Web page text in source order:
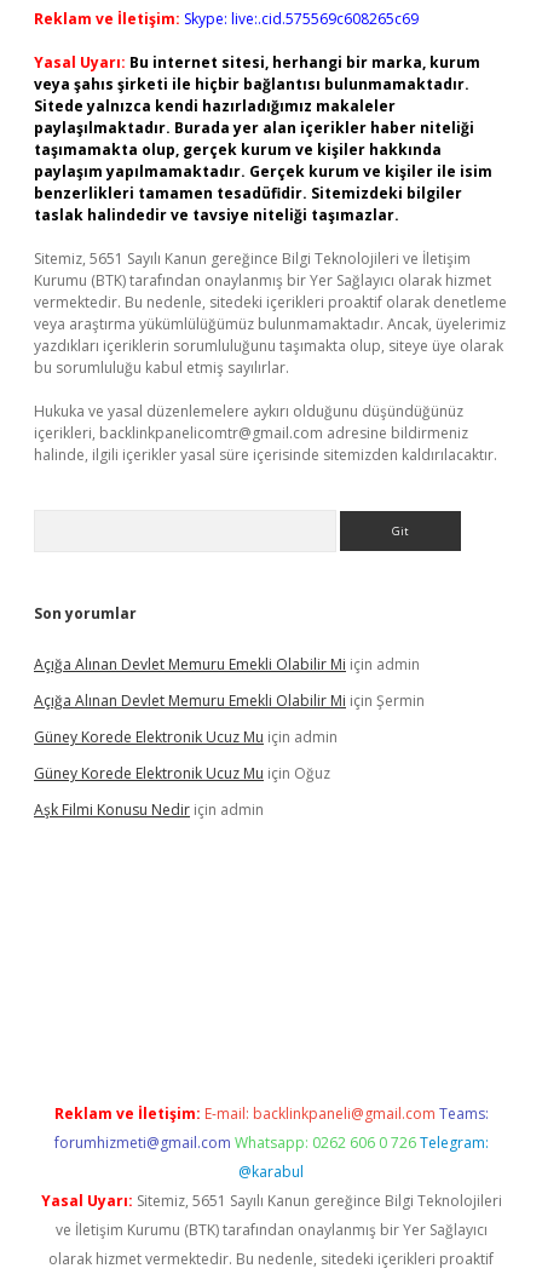
Reklam ve İletişim: Skype: live:.cid.575569c608265c69
Yasal Uyarı: Bu internet sitesi, herhangi bir marka, kurum
veya şahıs şirketi ile hiçbir bağlantısı bulunmamaktadır.
Sitede yalnızca kendi hazırladığımız makaleler
paylaşılmaktadır. Burada yer alan içerikler haber niteliği
taşımamakta olup, gerçek kurum ve kişiler hakkında
paylaşım yapılmamaktadır. Gerçek kurum ve kişiler ile isim
benzerlikleri tamamen tesadüfidir. Sitemizdeki bilgiler
taslak halindedir ve tavsiye niteliği taşımazlar.
Sitemiz, 5651 Sayılı Kanun gereğince Bilgi Teknolojileri ve İletişim
Kurumu (BTK) tarafından onaylanmış bir Yer Sağlayıcı olarak hizmet
vermektedir. Bu nedenle, sitedeki içerikleri proaktif olarak denetleme
veya araştırma yükümlülüğümüz bulunmamaktadır. Ancak, üyelerimiz
yazdıkları içeriklerin sorumluluğunu taşımakta olup, siteye üye olarak
bu sorumluluğu kabul etmiş sayılırlar.
Hukuka ve yasal düzenlemelere aykırı olduğunu düşündüğünüz
içerikleri, backlinkpanelicomtr@gmail.com adresine bildirmeniz
halinde, ilgili içerikler yasal süre içerisinde sitemizden kaldırılacaktır.
Son yorumlar
Açığa Alınan Devlet Memuru Emekli Olabilir Mi için admin
Açığa Alınan Devlet Memuru Emekli Olabilir Mi için Şermin
Güney Korede Elektronik Ucuz Mu için admin
Güney Korede Elektronik Ucuz Mu için Oğuz
Aşk Filmi Konusu Nedir için admin
Reklam ve İletişim: E-mail: backlinkpaneli@gmail.com Teams:
forumhizmeti@gmail.com Whatsapp: 0262 606 0 726 Telegram:
@karabul
Yasal Uyarı: Sitemiz, 5651 Sayılı Kanun gereğince Bilgi Teknolojileri
ve İletişim Kurumu (BTK) tarafından onaylanmış bir Yer Sağlayıcı
olarak hizmet vermektedir. Bu nedenle, sitedeki içerikleri proaktif